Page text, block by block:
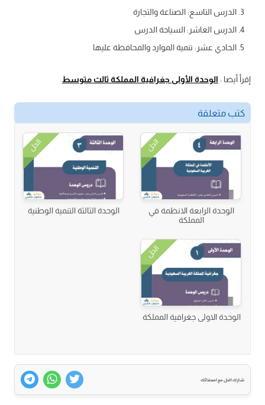
الدرس التاسع: الصناعة والتجارة
الدرس العاشر: السياحة الدرس
الحادي عشر: تنمية الموارد والمحافظة عليها
إقرأ أيضا : الوحدة الأولى جغرافية المملكة ثالث متوسط
كتب متعلقة
الحل
الوحدة الرابعة الانظمة في
المملكة
الحل
الوحدة الثالثة التنمية الوطنية
الحل
الوحدة الاولى جغرافية المملكة
شارك الحل مع اصدقائك